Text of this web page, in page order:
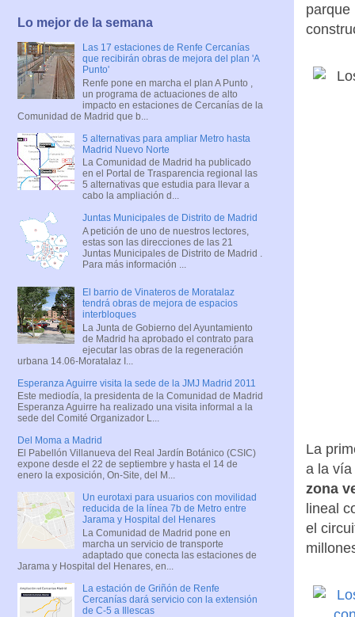
parque
La
a la
zona
lineal
el
Lo mejor de la semana
Las 17 estaciones de Renfe Cercanías
que recibirán obras de mejora del plan 'A
Punto'
Renfe pone en marcha el plan A Punto ,
un programa de actuaciones de alto
impacto en estaciones de Cercanías de la
Comunidad de Madrid que b...
5 alternativas para ampliar Metro hasta
Madrid Nuevo Norte
La Comunidad de Madrid ha publicado
en el Portal de Trasparencia regional las
5 alternativas que estudia para llevar a
cabo la ampliación d...
Juntas Municipales de Distrito de Madrid
A petición de uno de nuestros lectores,
estas son las direcciones de las 21
Juntas Municipales de Distrito de Madrid .
Para más información ...
El barrio de Vinateros de Moratalaz
tendrá obras de mejora de espacios
interbloques
La Junta de Gobierno del Ayuntamiento
de Madrid ha aprobado el contrato para
ejecutar las obras de la regeneración
urbana 14.06-Moratalaz I...
Esperanza Aguirre visita la sede de la JMJ Madrid 2011
Este mediodía, la presidenta de la Comunidad de Madrid
Esperanza Aguirre ha realizado una visita informal a la
sede del Comité Organizador L...
Del Moma a Madrid
El Pabellón Villanueva del Real Jardín Botánico (CSIC)
expone desde el 22 de septiembre y hasta el 14 de
enero la exposición, On-Site, del M...
Un eurotaxi para usuarios con movilidad
reducida de la línea 7b de Metro entre
Jarama y Hospital del Henares
La Comunidad de Madrid pone en
marcha un servicio de transporte
adaptado que conecta las estaciones de
Jarama y Hospital del Henares, en...
La estación de Griñón de Renfe
Cercanías dará servicio con la extensión
de C-5 a Illescas